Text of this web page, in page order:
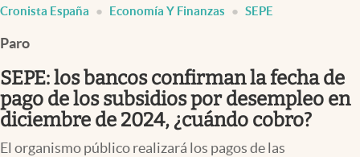
España
Cronista España Economía Y Finanzas SEPE
Paro
SEPE: los bancos confirman la fecha de
pago de los subsidios por desempleo en
diciembre de 2024, ¿cuándo cobro?
El organismo público realizará los pagos de las